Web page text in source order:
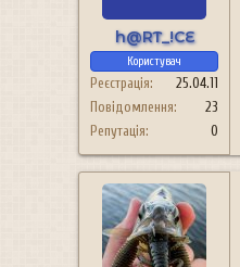
h@RT_!CE
Користувач
Реєстрація
25.04.11
Повідомлення
23
Репутація
0